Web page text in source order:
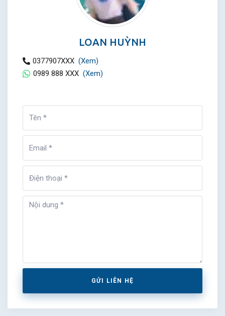
LOAN HUỲNH
0377907XXX (Xem)
0989 888 XXX (Xem)
GỬI LIÊN HỆ